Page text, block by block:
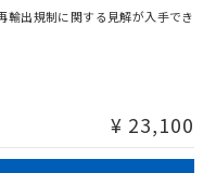
があります。
輸出規制に関する見解が入手でき
¥ 23,100